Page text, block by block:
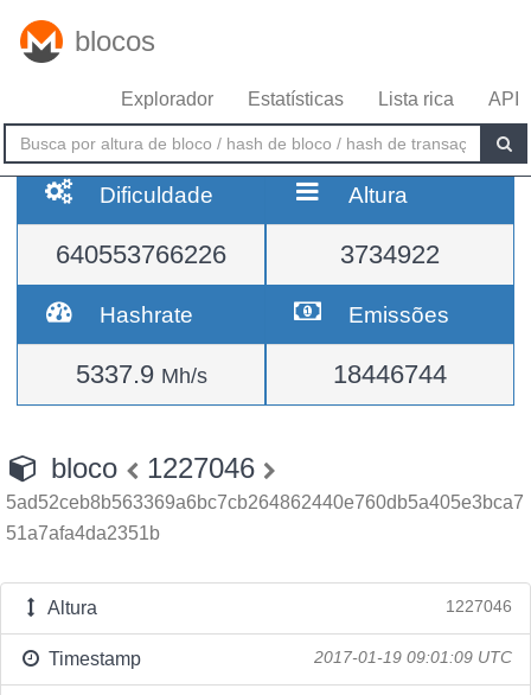
blocos
Explorador Estatísticas Lista rica API
Dificuldade
640553766226
Altura
3734922
Hashrate
5337.9 Mh/s
Emissões
18446744
bloco 1227046
5ad52ceb8b563369a6bc7cb264862440e760db5a405e3bca7
51a7afa4da2351b
Altura 1227046
Timestamp 2017-01-19 09:01:09 UTC